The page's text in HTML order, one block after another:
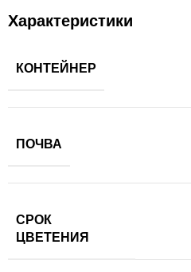
Характеристики
КОНТЕЙНЕР
ПОЧВА
СРОК
ЦВЕТЕНИЯ